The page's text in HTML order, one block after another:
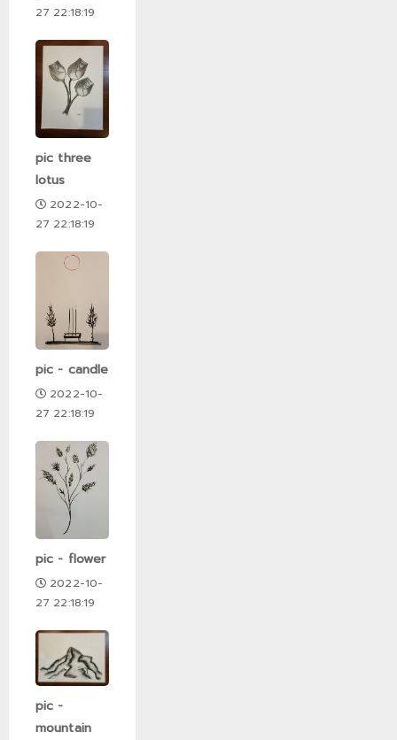
27 22:18:19
pic three
lotus
2022-10-
27 22:18:19
pic - candle
2022-10-
27 22:18:19
pic - flower
2022-10-
27 22:18:19
pic -
mountain